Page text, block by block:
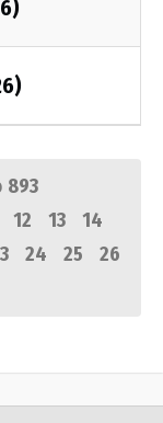
893
12 13
14
24 25
26